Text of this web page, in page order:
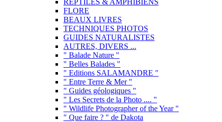
REPTILES & AMPHIBIENS
FLORE
BEAUX LIVRES
TECHNIQUES PHOTOS
GUIDES NATURALISTES
AUTRES, DIVERS ...
" Balade Nature "
" Belles Balades "
" Editions SALAMANDRE "
" Entre Terre & Mer "
" Guides géologiques "
" Les Secrets de la Photo .... "
" Wildlife Photographer of the Year "
" Que faire ? " de Dakota